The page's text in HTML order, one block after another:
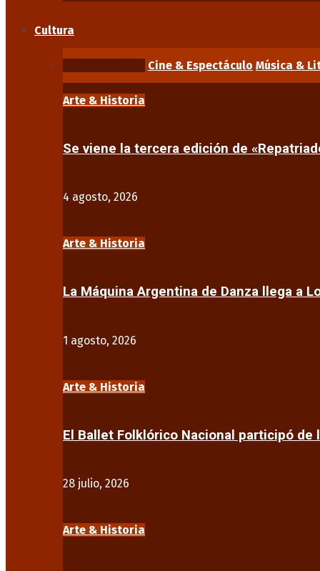
Cultura
Cine & Espectáculo Música &
Arte & Historia
Se viene la tercera edición de
4 agosto, 2026
Arte & Historia
La Máquina Argentina de Danza llega a
1 agosto, 2026
Arte & Historia
El Ballet Folklórico Nacional participó de
28 julio, 2026
Arte & Historia